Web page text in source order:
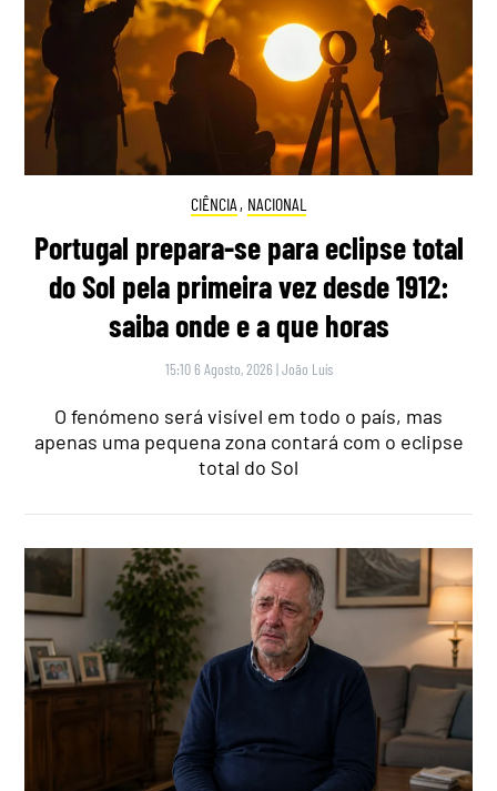
CIÊNCIA , NACIONAL
Portugal prepara-se para eclipse total
do Sol pela primeira vez desde 1912:
saiba onde e a que horas
15:10 6 Agosto, 2026 |João Luís
O fenómeno será visível em todo o país, mas
apenas uma pequena zona contará com o eclipse
total do Sol